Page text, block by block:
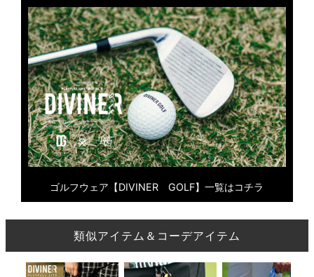
ゴルフウェア【DIVINER GOLF】一覧はコチラ
類似アイテム＆コーデアイテム